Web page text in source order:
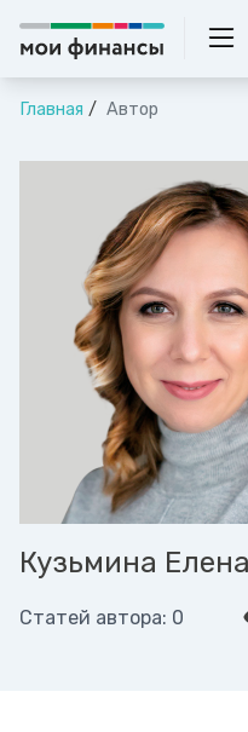
Главная Автор
Кузьмина
Статей автора: 0